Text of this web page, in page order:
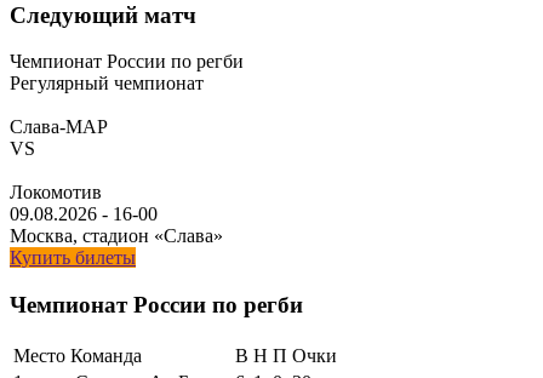
Следующий матч
Чемпионат России по регби
Регулярный чемпионат
Слава-МАР
VS
Локомотив
09.08.2026 - 16-00
Москва, стадион «Слава»
Купить билеты
Чемпионат России по регби
Место Команда В Н П Очки